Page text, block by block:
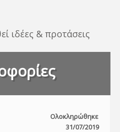
ιδέες & προτάσεις
Ολοκληρώθηκε
31/07/2019